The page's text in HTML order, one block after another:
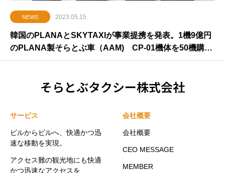
NEWS 2023.05.15
韓国のPLANAとSKYTAXIが事業提携を発表。1機9億円
のPLANA製そらとぶ車（AAM) CP-01機体を50機購
入。
そらとぶタクシー株式会社
サービス
ビルからビルへ、快適かつ迅
速な移動を実現。
アクセス難の観光地にも快適
かつ迅速なアクセスを
会社概要
会社概要
CEO MESSAGE
MEMBER